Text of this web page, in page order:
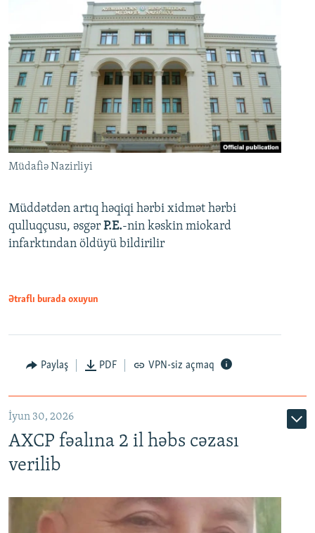
Müdafiə Nazirliyi
Müddətdən artıq həqiqi hərbi xidmət hərbi
qulluqçusu, əsgər P.E.-nin kəskin miokard
infarktından öldüyü bildirilir
Ətraflı burada oxuyun
Paylaş PDF VPN-siz açmaq
İyun 30, 2026
AXCP fəalına 2 il həbs cəzası
verilib